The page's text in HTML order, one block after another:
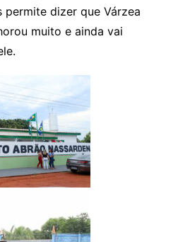
dizer que Várzea
muito e ainda vai